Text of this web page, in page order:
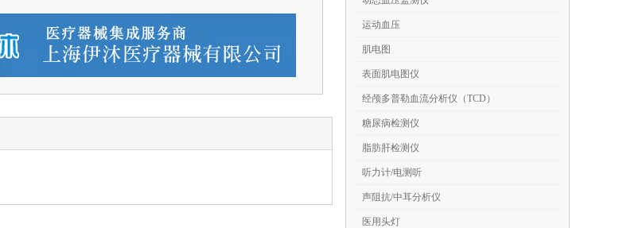
运动血压
肌电图
表面肌电图仪
经颅多普勒血流分析仪（TCD）
糖尿病检测仪
脂肪肝检测仪
听力计/电测听
声阻抗/中耳分析仪
医用头灯